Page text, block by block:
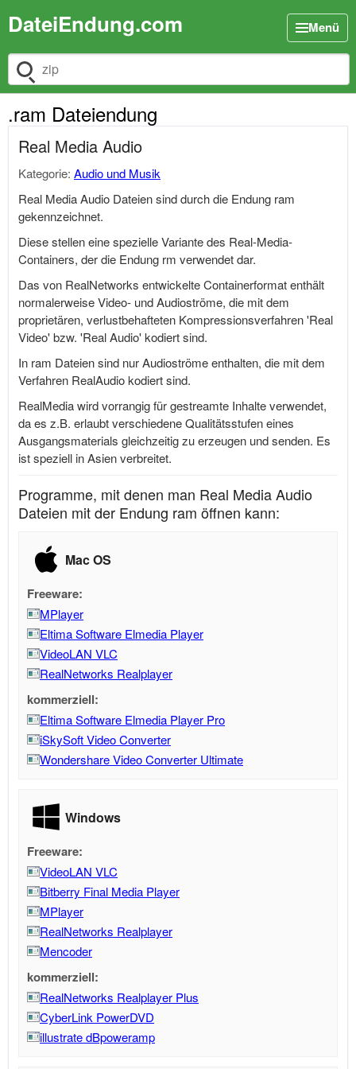
DateiEndung.com Menü
Dateiendung suchen
.ram Dateiendung
Real Media Audio
Kategorie: Audio und Musik
Real Media Audio Dateien sind durch die Endung ram
gekennzeichnet.
Diese stellen eine spezielle Variante des Real-Media-
Containers, der die Endung rm verwendet dar.
Das von RealNetworks entwickelte Containerformat enthält
normalerweise Video- und Audioströme, die mit dem
proprietären, verlustbehafteten Kompressionsverfahren 'Real
Video' bzw. 'Real Audio' kodiert sind.
In ram Dateien sind nur Audioströme enthalten, die mit dem
Verfahren RealAudio kodiert sind.
RealMedia wird vorrangig für gestreamte Inhalte verwendet,
da es z.B. erlaubt verschiedene Qualitätsstufen eines
Ausgangsmaterials gleichzeitig zu erzeugen und senden. Es
ist speziell in Asien verbreitet.
Programme, mit denen man Real Media Audio
Dateien mit der Endung ram öffnen kann:
Mac OS
Freeware:
MPlayer
Eltima Software Elmedia Player
VideoLAN VLC
RealNetworks Realplayer
kommerziell:
Eltima Software Elmedia Player Pro
iSkySoft Video Converter
Wondershare Video Converter Ultimate
Windows
Freeware:
VideoLAN VLC
Bitberry Final Media Player
MPlayer
RealNetworks Realplayer
Mencoder
kommerziell:
RealNetworks Realplayer Plus
CyberLink PowerDVD
illustrate dBpoweramp